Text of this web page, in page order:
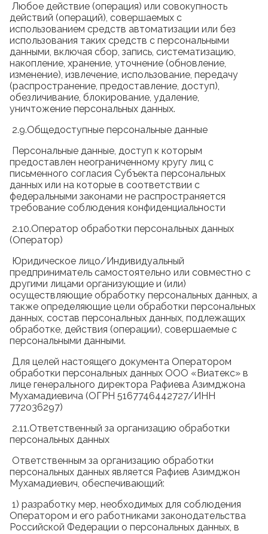
Любое действие (операция) или совокупность
действий (операций), совершаемых с
использованием средств автоматизации или без
использования таких средств с персональными
данными, включая сбор, запись, систематизацию,
накопление, хранение, уточнение (обновление,
изменение), извлечение, использование, передачу
(распространение, предоставление, доступ),
обезличивание, блокирование, удаление,
уничтожение персональных данных.
2.9.Общедоступные персональные данные
Персональные данные, доступ к которым
предоставлен неограниченному кругу лиц с
письменного согласия Субъекта персональных
данных или на которые в соответствии с
федеральными законами не распространяется
требование соблюдения конфиденциальности
2.10.Оператор обработки персональных данных
(Оператор)
Юридическое лицо/Индивидуальный
предприниматель самостоятельно или совместно с
другими лицами организующие и (или)
осуществляющие обработку персональных данных, а
также определяющие цели обработки персональных
данных, состав персональных данных, подлежащих
обработке, действия (операции), совершаемые с
персональными данными.
Для целей настоящего документа Оператором
обработки персональных данных ООО «Виатекс» в
лице генерального директора Рафиева Азимджона
Мухамадиевича (ОГРН 5167746442727/ИНН
772036297)
2.11.Ответственный за организацию обработки
персональных данных
Ответственным за организацию обработки
персональных данных является Рафиев Азимджон
Мухамадиевич, обеспечивающий:
1) разработку мер, необходимых для соблюдения
Оператором и его работниками законодательства
Российской Федерации о персональных данных, в